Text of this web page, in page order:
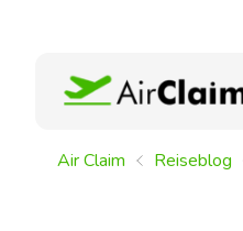
Air Claim Reiseblog